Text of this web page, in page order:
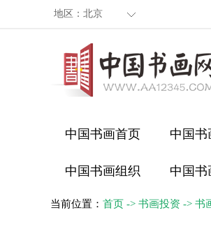
地区： 北京
中国书画首页 中国书
中国书画组织 中国书
当前位置： 首页 -> 书画投资 -> 书